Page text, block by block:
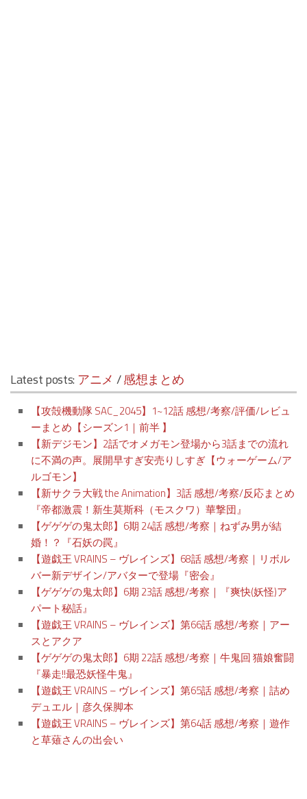
Latest posts: アニメ /感想まとめ
【攻殻機動隊 SAC_2045】1~12話 感想/考察/評価/レビュ
ーまとめ【シーズン1｜前半 】
【新デジモン】2話でオメガモン登場から3話までの流れ
に不満の声。展開早すぎ安売りしすぎ【ウォーゲーム/ア
ルゴモン】
【新サクラ大戦 the Animation】3話 感想/考察/反応まとめ
『帝都激震！新生莫斯科（モスクワ）華撃団』
【ゲゲゲの鬼太郎】6期 24話 感想/考察｜ねずみ男が結
婚！？『石妖の罠』
【遊戯王 VRAINS – ヴレインズ】68話 感想/考察｜リボル
バー新デザイン/アバターで登場『密会』
【ゲゲゲの鬼太郎】6期 23話 感想/考察｜『爽快(妖怪)ア
パート秘話』
【遊戯王 VRAINS – ヴレインズ】第66話 感想/考察｜アー
スとアクア
【ゲゲゲの鬼太郎】6期 22話 感想/考察｜牛鬼回 猫娘奮闘
『暴走!!最恐妖怪牛鬼』
【遊戯王 VRAINS – ヴレインズ】第65話 感想/考察｜詰め
デュエル｜彦久保脚本
【遊戯王 VRAINS – ヴレインズ】第64話 感想/考察｜遊作
と草薙さんの出会い